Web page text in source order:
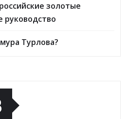
золотые
Турлова?